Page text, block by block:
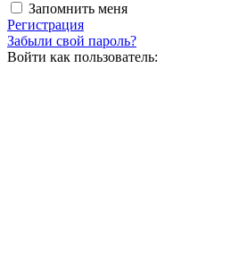
Запомнить меня
Регистрация
Забыли свой пароль?
Войти как пользователь: